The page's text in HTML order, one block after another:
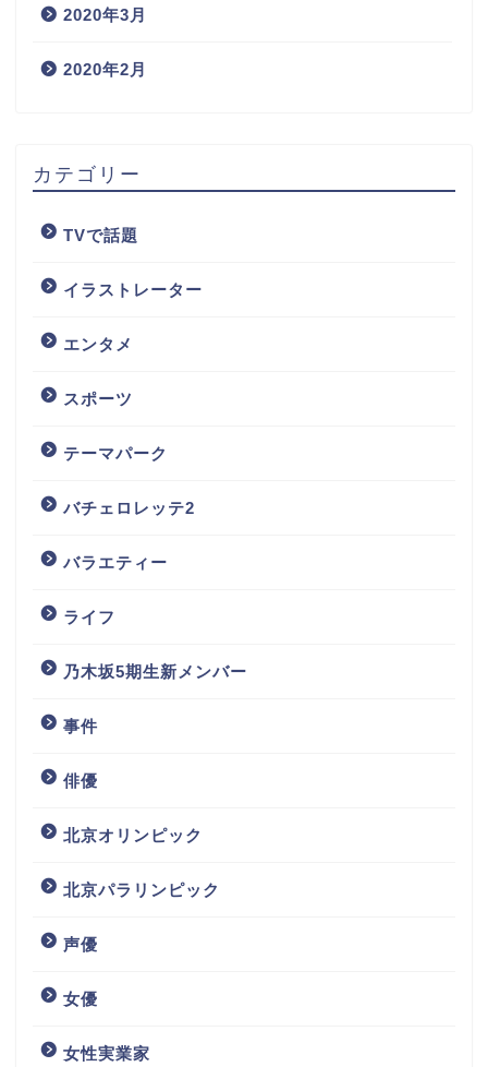
2020年3月
2020年2月
カテゴリー
TVで話題
イラストレーター
エンタメ
スポーツ
テーマパーク
バチェロレッテ2
バラエティー
ライフ
乃木坂5期生新メンバー
事件
俳優
北京オリンピック
北京パラリンピック
声優
女優
女性実業家